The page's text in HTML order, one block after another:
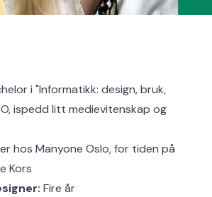
i "Informatikk: design, bruk,
ispedd litt medievitenskap og
hos Manyone Oslo, for tiden på
Kors
Fire år